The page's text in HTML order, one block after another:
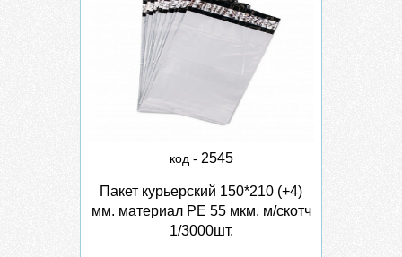
код - 2545
Пакет курьерский 150*210 (+4)
мм. материал PE 55 мкм. м/скотч
1/3000шт.